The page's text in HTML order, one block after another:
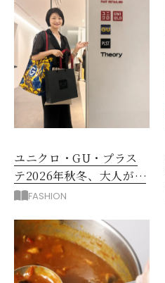
ユニクロ・GU・プラス
テ2026年秋冬、大人が着
たい新作服は？
FASHION